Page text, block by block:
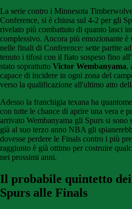
La serie contro i Minnesota
Conference, si è chiusa sul 4-2 per gli
rivelato più combattuto di quanto lasci
complessivo. Ancora più emozionante è
nelle finali di Conference: sette partite
tenuto i tifosi con il fiato sospeso fino
stato soprattutto Victor Wembanyama,
capace di incidere in ogni zona del
verso la qualificazione all'ultimo atto
Adesso la franchigia texana ha
con tutte le chance di aprire una vera e
arrivato Wembanyama gli Spurs si sono
già al suo terzo anno NBA gli
dovesse perdere le Finals contro i più
raggiunto è già ottimo per costruire
nei prossimi anni.
Il probabile quintetto
Spurs alle Finals